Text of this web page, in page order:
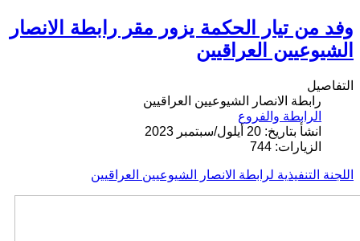
وفد من تيار الحكمة يزور مقر رابطة الانصار
الشيوعيين العراقيين
التفاصيل
رابطة الانصار الشيوعيين العراقيين
الرابطة والفروع
انشأ بتاريخ: 20 أيلول/سبتمبر 2023
الزيارات: 744
اللجنة التنفيذية لرابطة الانصار الشيوعيين العراقيين